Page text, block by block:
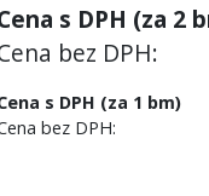
s DPH (za 2
bez DPH:
s DPH (za 1 bm)
bez DPH: